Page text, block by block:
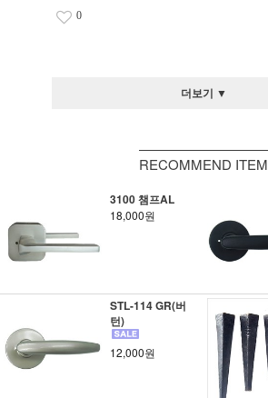
0
더보기 ▼
RECOMMEND ITEM
3100 챔프AL
18,000원
STL-114 GR(버
턴)
12,000원